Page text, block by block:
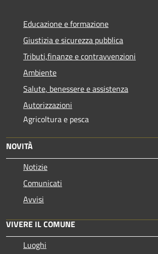
Educazione e formazione
Giustizia e sicurezza pubblica
Tributi,finanze e contravvenzioni
Ambiente
Salute, benessere e assistenza
Autorizzazioni
Agricoltura e pesca
NOVITÀ
Notizie
Comunicati
Avvisi
VIVERE IL COMUNE
Luoghi